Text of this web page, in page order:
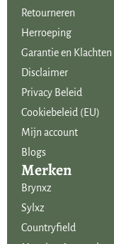
Retourneren
Herroeping
Garantie en Klachten
Disclaimer
Privacy Beleid
Cookiebeleid (EU)
Mijn account
Blogs
Merken
Brynxz
Sylxz
Countryfield